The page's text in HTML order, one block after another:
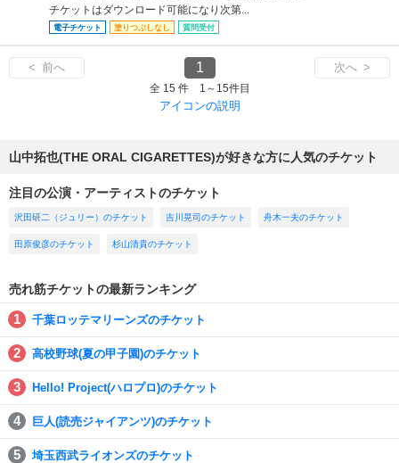
チケットはダウンロード可能になり次第...
電子チケット 塗りつぶしなし 質問受付
< 前へ 1 次へ >
全 15 件 1～15件目
アイコンの説明
山中拓也(THE ORAL CIGARETTES)が好きな方に人気のチケット
注目の公演・アーティストのチケット
沢田研二（ジュリー）のチケット 吉川晃司のチケット 舟木一夫のチケット
田原俊彦のチケット 杉山清貴のチケット
売れ筋チケットの最新ランキング
千葉ロッテマリーンズのチケット
高校野球(夏の甲子園)のチケット
Hello! Project(ハロプロ)のチケット
巨人(読売ジャイアンツ)のチケット
埼玉西武ライオンズのチケット